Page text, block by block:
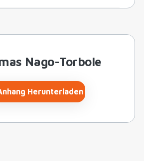
Nago-Torbole
Herunterladen